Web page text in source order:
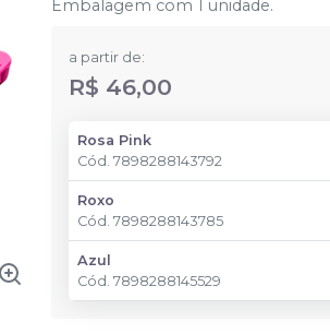
Embalagem com 1 unidade.
a partir de:
R$ 46,00
Rosa Pink
Cód.7898288143792
Roxo
Cód.7898288143785
Azul
Cód.7898288145529